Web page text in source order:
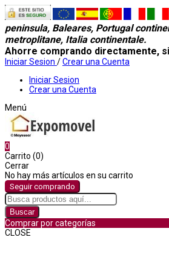
peninsula, Baleares, Portugal
metroplitane, Italia continentale.
Ahorre comprando directamente,
Iniciar Sesion /Crear una Cuenta
Iniciar Sesion
Crear una Cuenta
Menú
0
Carrito (0)
Cerrar
No hay más artículos en su carrito
Seguir comprando
Buscar
Comprar por categorías
CLOSE